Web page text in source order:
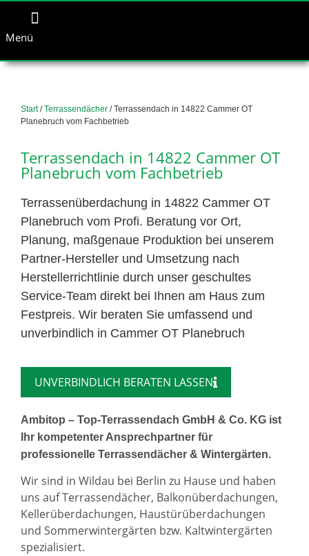
Menü
Start/Terrassendächer / Terrassendach in 14822 Cammer OT
Planebruch vom Fachbetrieb
Terrassendach in 14822 Cammer OT
Planebruch vom Fachbetrieb
Terrassenüberdachung in 14822 Cammer OT
Planebruch vom Profi. Beratung vor Ort,
Planung, maßgenaue Produktion bei unserem
Partner-Hersteller und Umsetzung nach
Herstellerrichtlinie durch unser geschultes
Service-Team direkt bei Ihnen am Haus zum
Festpreis. Wir beraten Sie umfassend und
unverbindlich in Cammer OT Planebruch
UNVERBINDLICH BERATEN LASSEN
Ambitop – Top-Terrassendach GmbH & Co. KG ist
Ihr kompetenter Ansprechpartner für
professionelle Terrassendächer & Wintergärten.
Wir sind in Wildau bei Berlin zu Hause und haben
uns auf Terrassendächer, Balkonüberdachungen,
Kellerüberdachungen, Haustürüberdachungen
und Sommerwintergärten bzw. Kaltwintergärten
spezialisiert.